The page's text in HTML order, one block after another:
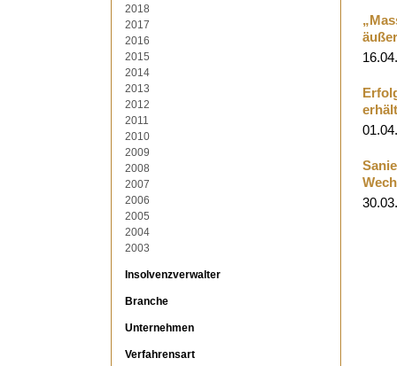
2018
2017
2016
2015
2014
2013
2012
2011
2010
2009
2008
2007
2006
2005
2004
2003
Insolvenzverwalter
Branche
Unternehmen
Verfahrensart